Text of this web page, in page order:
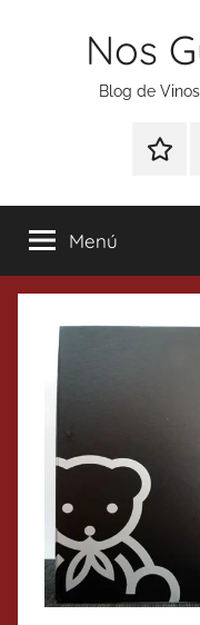
Nos
Blog de
Tonics
Menú